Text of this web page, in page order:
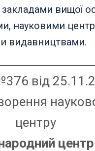
вищої
науковими
видавництвами.
від
центру